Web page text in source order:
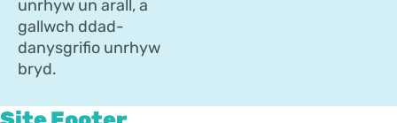
unrhyw un arall, a
gallwch ddad-
danysgrifio unrhyw
bryd.